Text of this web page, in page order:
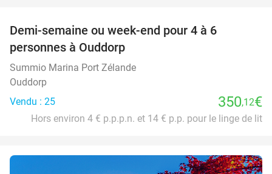
Demi-semaine ou week-end pour 4 à 6
personnes à Ouddorp
Summio Marina Port Zélande
Ouddorp
Vendu : 25
350,12€
Hors environ 4 € p.p.p.n. et 14 € p.p. pour le linge de lit